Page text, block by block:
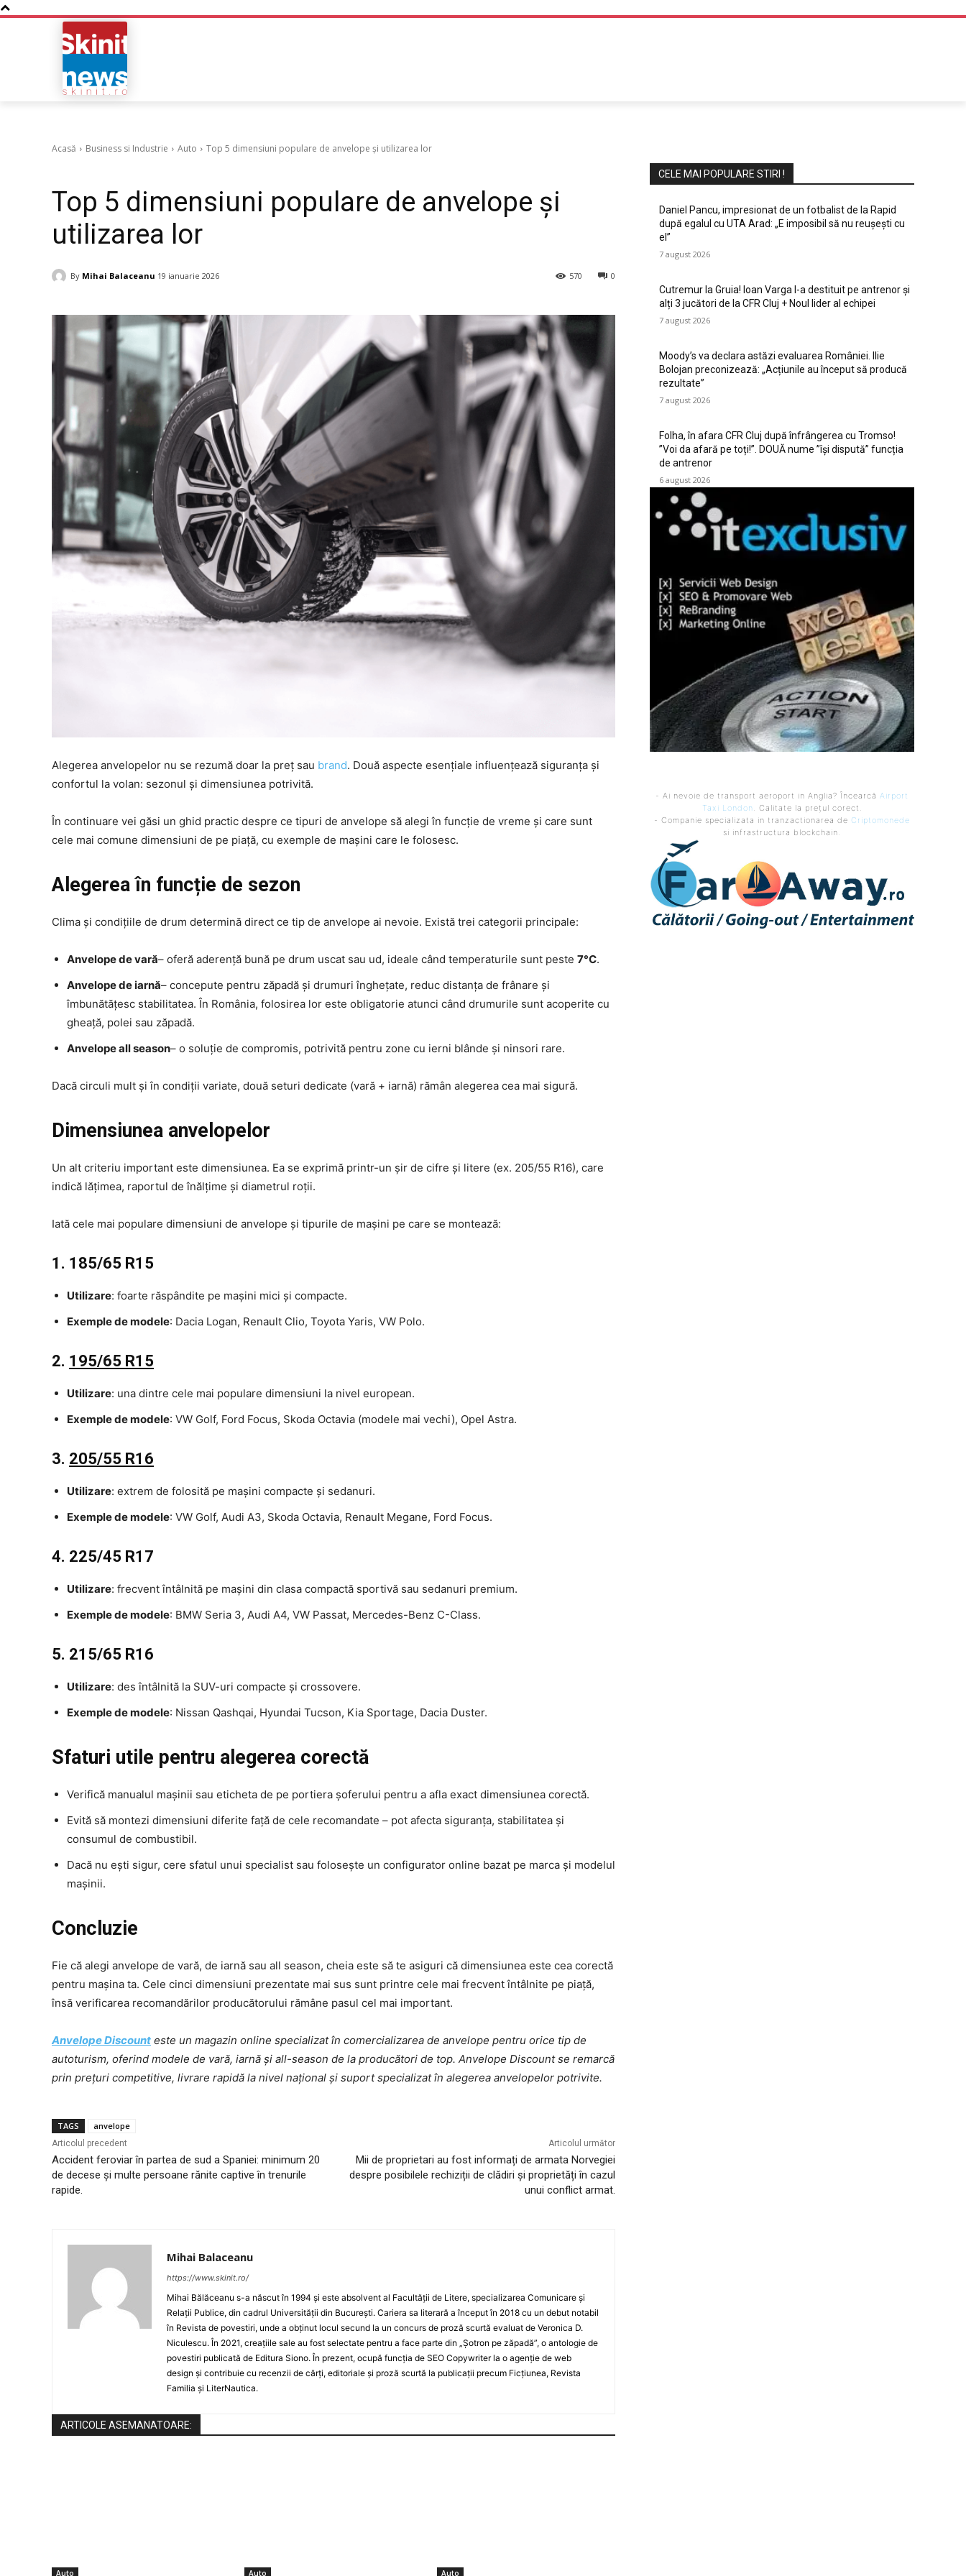
Acasă Business si Industrie Auto Top 5 dimensiuni populare de anvelope și utilizarea lor
Top 5 dimensiuni populare de anvelope și
utilizarea lor
By Mihai Balaceanu 19 ianuarie 2026 0
570
Alegerea anvelopelor nu se rezumă doar la preț sau brand. Două aspecte esențiale influențează siguranța și
confortul la volan: sezonul și dimensiunea potrivită.
În continuare vei găsi un ghid practic despre ce tipuri de anvelope să alegi în funcție de vreme și care sunt
cele mai comune dimensiuni de pe piață, cu exemple de mașini care le folosesc.
Alegerea în funcție de sezon
Clima și condițiile de drum determină direct ce tip de anvelope ai nevoie. Există trei categorii principale:
Anvelope de vară– oferă aderență bună pe drum uscat sau ud, ideale când temperaturile sunt peste 7°C.
Anvelope de iarnă– concepute pentru zăpadă și drumuri înghețate, reduc distanța de frânare și
îmbunătățesc stabilitatea. În România, folosirea lor este obligatorie atunci când drumurile sunt acoperite cu
gheață, polei sau zăpadă.
Anvelope all season– o soluție de compromis, potrivită pentru zone cu ierni blânde și ninsori rare.
Dacă circuli mult și în condiții variate, două seturi dedicate (vară + iarnă) rămân alegerea cea mai sigură.
Dimensiunea anvelopelor
Un alt criteriu important este dimensiunea. Ea se exprimă printr-un șir de cifre și litere (ex. 205/55 R16), care
indică lățimea, raportul de înălțime și diametrul roții.
Iată cele mai populare dimensiuni de anvelope și tipurile de mașini pe care se montează:
1. 185/65 R15
Utilizare: foarte răspândite pe mașini mici și compacte.
Exemple de modele: Dacia Logan, Renault Clio, Toyota Yaris, VW Polo.
2. 195/65 R15
Utilizare: una dintre cele mai populare dimensiuni la nivel european.
Exemple de modele: VW Golf, Ford Focus, Skoda Octavia (modele mai vechi), Opel Astra.
3. 205/55 R16
Utilizare: extrem de folosită pe mașini compacte și sedanuri.
Exemple de modele: VW Golf, Audi A3, Skoda Octavia, Renault Megane, Ford Focus.
4. 225/45 R17
Utilizare: frecvent întâlnită pe mașini din clasa compactă sportivă sau sedanuri premium.
Exemple de modele: BMW Seria 3, Audi A4, VW Passat, Mercedes-Benz C-Class.
5. 215/65 R16
Utilizare: des întâlnită la SUV-uri compacte și crossovere.
Exemple de modele: Nissan Qashqai, Hyundai Tucson, Kia Sportage, Dacia Duster.
Sfaturi utile pentru alegerea corectă
Verifică manualul mașinii sau eticheta de pe portiera șoferului pentru a afla exact dimensiunea corectă.
Evită să montezi dimensiuni diferite față de cele recomandate – pot afecta siguranța, stabilitatea și
consumul de combustibil.
Dacă nu ești sigur, cere sfatul unui specialist sau folosește un configurator online bazat pe marca și modelul
mașinii.
Concluzie
Fie că alegi anvelope de vară, de iarnă sau all season, cheia este să te asiguri că dimensiunea este cea corectă
pentru mașina ta. Cele cinci dimensiuni prezentate mai sus sunt printre cele mai frecvent întâlnite pe piață,
însă verificarea recomandărilor producătorului rămâne pasul cel mai important.
Anvelope Discount este un magazin online specializat în comercializarea de anvelope pentru orice tip de
autoturism, oferind modele de vară, iarnă și all-season de la producători de top. Anvelope Discount se remarcă
prin prețuri competitive, livrare rapidă la nivel național și suport specializat în alegerea anvelopelor potrivite.
TAGS anvelope
Articolul precedent
Accident feroviar în partea de sud a Spaniei: minimum 20
de decese și multe persoane rănite captive în trenurile
rapide.
Articolul următor
Mii de proprietari au fost informați de armata Norvegiei
despre posibilele rechiziții de clădiri și proprietăți în cazul
unui conflict armat.
Mihai Balaceanu
https://www.skinit.ro/
Mihai Bălăceanu s-a născut în 1994 și este absolvent al Facultății de Litere, specializarea Comunicare și
Relații Publice, din cadrul Universității din București. Cariera sa literară a început în 2018 cu un debut notabil
în Revista de povestiri, unde a obținut locul secund la un concurs de proză scurtă evaluat de Veronica D.
Niculescu. În 2021, creațiile sale au fost selectate pentru a face parte din „Șotron pe zăpadă”, o antologie de
povestiri publicată de Editura Siono. În prezent, ocupă funcția de SEO Copywriter la o agenție de web
design și contribuie cu recenzii de cărți, editoriale și proză scurtă la publicații precum Ficțiunea, Revista
Familia și LiterNautica.
ARTICOLE ASEMANATOARE:
Auto Auto Auto
CELE MAI POPULARE STIRI !
Daniel Pancu, impresionat de un fotbalist de la Rapid
după egalul cu UTA Arad: „E imposibil să nu reușești cu
el”
7 august 2026
Cutremur la Gruia! Ioan Varga l-a destituit pe antrenor și
alți 3 jucători de la CFR Cluj + Noul lider al echipei
7 august 2026
Moody’s va declara astăzi evaluarea României. Ilie
Bolojan preconizează: „Acțiunile au început să producă
rezultate”
7 august 2026
Folha, în afara CFR Cluj după înfrângerea cu Tromso!
”Voi da afară pe toți!”. DOUĂ nume ”își dispută” funcția
de antrenor
6 august 2026
- Ai nevoie de transport aeroport in Anglia? Încearcă Airport
Taxi London. Calitate la prețul corect.
- Companie specializata in tranzactionarea de Criptomonede
si infrastructura blockchain.